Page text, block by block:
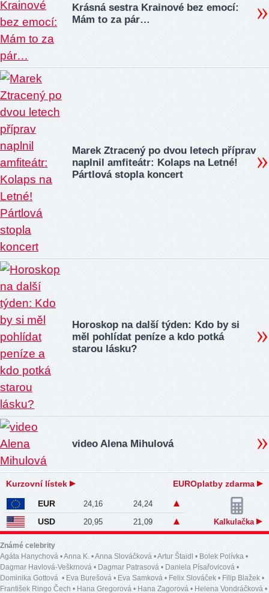
Krásná sestra Krainové bez emocí:
Mám to za pár…
Marek Ztracený po dvou letech příprav
naplnil amfiteátr: Kolaps na Letné!
Pártlová stopla koncert
Horoskop na další týden: Kdo by si
měl pohlídat peníze a kdo potká
starou lásku?
video Alena Mihulová
Kurzovní lístek EUROplatby zdarma
EUR 24,16 24,24
USD 20,95 21,09 Kalkulačka
Známé celebrity
Agáta Hanychová •Anna K. •Anna Slováčková •Artur Štaidl • Bolek Polívka •
Dagmar Havlová-Veškrnová • Dagmar Patrasová • Daniela Písařovicová •
Dominika Gottová • Eva Burešová • Eva Samková • Felix Slováček • Filip Blažek •
František Ringo Čech • Hana Gregorová • Hana Zagorová • Helena Vondráčková •